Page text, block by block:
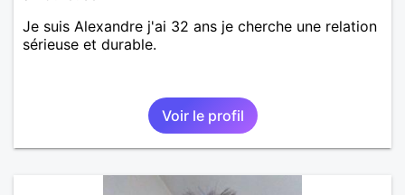
Je suis Alexandre j'ai 32 ans je cherche une relation
sérieuse et durable.
Voir le profil